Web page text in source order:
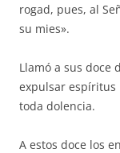
rogad, pues, al
su mies».
Llamó a sus doce
expulsar espíritus
toda dolencia.
A estos doce los